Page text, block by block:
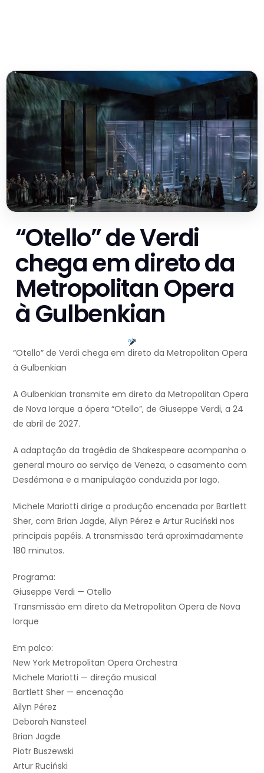
“Otello” de Verdi
chega em direto da
Metropolitan Opera
à Gulbenkian
“Otello” de Verdi chega em direto da Metropolitan Opera
à Gulbenkian
A Gulbenkian transmite em direto da Metropolitan Opera
de Nova Iorque a ópera “Otello”, de Giuseppe Verdi, a 24
de abril de 2027.
A adaptação da tragédia de Shakespeare acompanha o
general mouro ao serviço de Veneza, o casamento com
Desdémona e a manipulação conduzida por Iago.
Michele Mariotti dirige a produção encenada por Bartlett
Sher, com Brian Jagde, Ailyn Pérez e Artur Ruciński nos
principais papéis. A transmissão terá aproximadamente
180 minutos.
Programa:
Giuseppe Verdi — Otello
Transmissão em direto da Metropolitan Opera de Nova
Iorque
Em palco:
New York Metropolitan Opera Orchestra
Michele Mariotti — direção musical
Bartlett Sher — encenação
Ailyn Pérez
Deborah Nansteel
Brian Jagde
Piotr Buszewski
Artur Ruciński